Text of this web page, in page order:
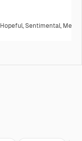
Hopeful,Sentimental,